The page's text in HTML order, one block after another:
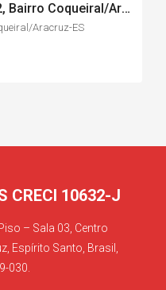
Terreno industrial 1096 m2, Bairro Coqueiral/Aracruz-ES
Aracruz-ES
CRECI 10632-J
– Sala 03, Centro
Espírito Santo, Brasil,
030.